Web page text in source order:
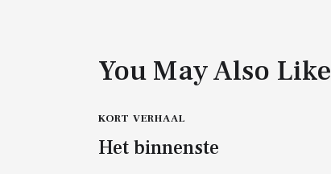
You May Also Like
KORT VERHAAL
Het binnenste